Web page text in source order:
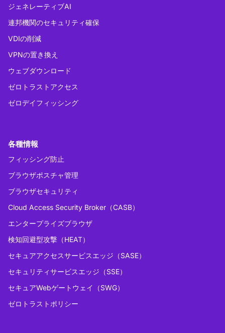
ジェネレーティブAI
連邦機関のセキュリティ確保
VDIの削減
VPNの置き換え
ウェブダウンロード
ゼロトラストアクセス
ゼロデイフィッシング
各種情報
フィッシング防止
ブラウザポスチャ管理
ブラウザセキュリティ
Cloud Access Security Broker（CASB）
エンタープライズブラウザ
検知回避型攻撃（HEAT）
セキュアアクセスサービスエッジ（SASE）
セキュリティサービスエッジ（SSE）
セキュアWebゲートウェイ（SWG）
ゼロトラストポリシー